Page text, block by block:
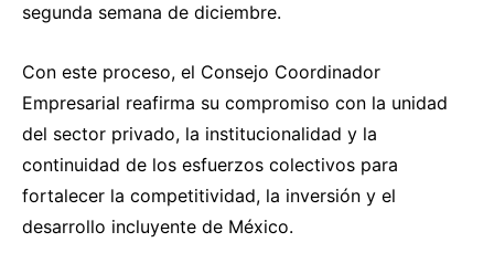
segunda semana de diciembre.
Con este proceso, el Consejo Coordinador
Empresarial reafirma su compromiso con la unidad
del sector privado, la institucionalidad y la
continuidad de los esfuerzos colectivos para
fortalecer la competitividad, la inversión y el
desarrollo incluyente de México.